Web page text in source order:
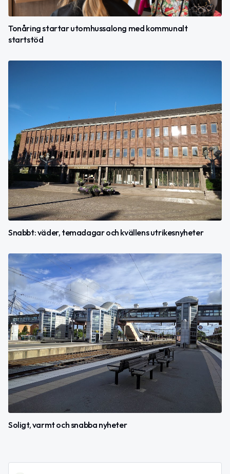
Tonåring startar utomhussalong med kommunalt
startstöd
Snabbt: väder, temadagar och kvällens utrikesnyheter
Soligt, varmt och snabba nyheter